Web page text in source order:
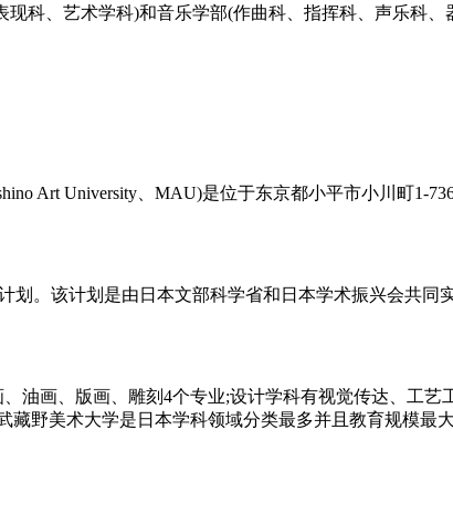
科、艺术学科)和音乐学部(作曲科、指挥科、声乐科
Art University、MAU)是位于东京都小平市小川町1-
划。该计划是由日本文部科学省和日本学术振兴会共
油画、版画、雕刻4个专业;设计学科有视觉传达、工
野美术大学是日本学科领域分类最多并且教育规模最